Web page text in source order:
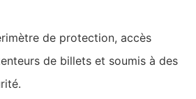
de protection, accès
de billets et soumis à des